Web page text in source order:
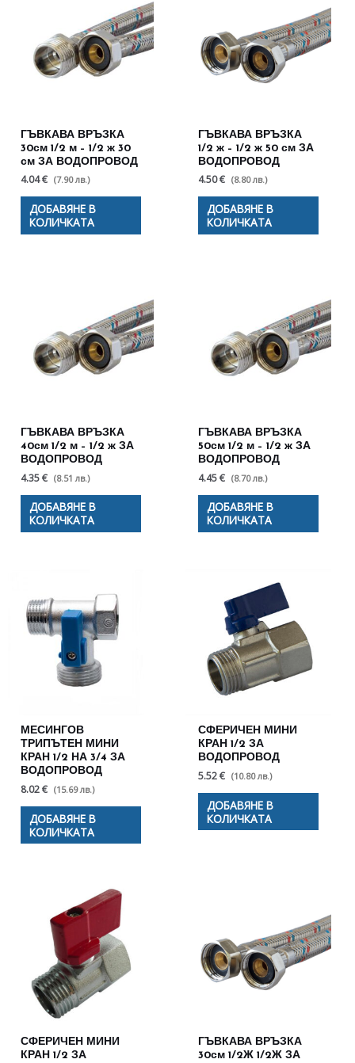
ГЪВКАВА ВРЪЗКА
30см 1/2 м – 1/2 ж 30
см ЗА ВОДОПРОВОД
4.04 € (7.90 лв.)
ДОБАВЯНЕ В
КОЛИЧКАТА
ГЪВКАВА ВРЪЗКА
1/2 ж – 1/2 ж 50 см ЗА
ВОДОПРОВОД
4.50 € (8.80 лв.)
ДОБАВЯНЕ В
КОЛИЧКАТА
ГЪВКАВА ВРЪЗКА
40см 1/2 м – 1/2 ж ЗА
ВОДОПРОВОД
4.35 € (8.51 лв.)
ДОБАВЯНЕ В
КОЛИЧКАТА
ГЪВКАВА ВРЪЗКА
50см 1/2 м – 1/2 ж ЗА
ВОДОПРОВОД
4.45 € (8.70 лв.)
ДОБАВЯНЕ В
КОЛИЧКАТА
МЕСИНГОВ
ТРИПЪТЕН МИНИ
КРАН 1/2 НА 3/4 ЗА
ВОДОПРОВОД
8.02 € (15.69 лв.)
ДОБАВЯНЕ В
КОЛИЧКАТА
СФЕРИЧЕН МИНИ
КРАН 1/2 ЗА
ВОДОПРОВОД
5.52 € (10.80 лв.)
ДОБАВЯНЕ В
КОЛИЧКАТА
СФЕРИЧЕН МИНИ
КРАН 1/2 ЗА
ГЪВКАВА ВРЪЗКА
30см 1/2Ж 1/2Ж ЗА